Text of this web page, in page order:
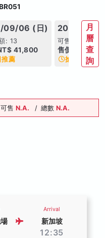
09/06 (日)
: 13
41,800
推薦
2026/09/
可售名額: 0
售價: NT$
搶手日期
月
曆
查
詢
可售 N.A. / 總數 N.A.
Arrival
新加坡
12:35